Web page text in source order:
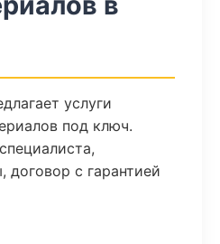
услуги
под ключ.
договор с гарантией